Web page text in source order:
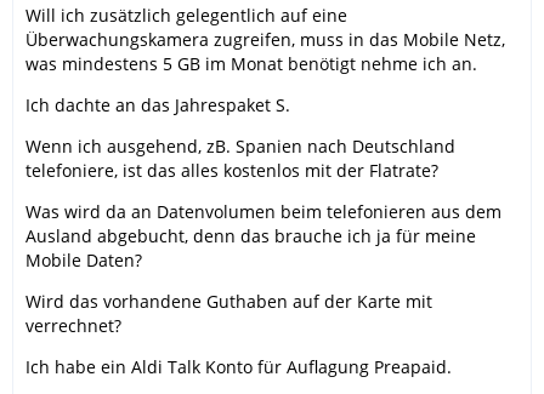
Will ich zusätzlich gelegentlich auf eine
Überwachungskamera zugreifen, muss in das Mobile Netz,
was mindestens 5 GB im Monat benötigt nehme ich an.
Ich dachte an das Jahrespaket S.
Wenn ich ausgehend, zB. Spanien nach Deutschland
telefoniere, ist das alles kostenlos mit der Flatrate?
Was wird da an Datenvolumen beim telefonieren aus dem
Ausland abgebucht, denn das brauche ich ja für meine
Mobile Daten?
Wird das vorhandene Guthaben auf der Karte mit
verrechnet?
Ich habe ein Aldi Talk Konto für Auflagung Preapaid.